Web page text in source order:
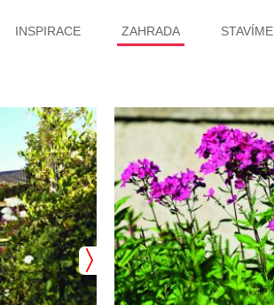
INSPIRACE ZAHRADA STAVÍME